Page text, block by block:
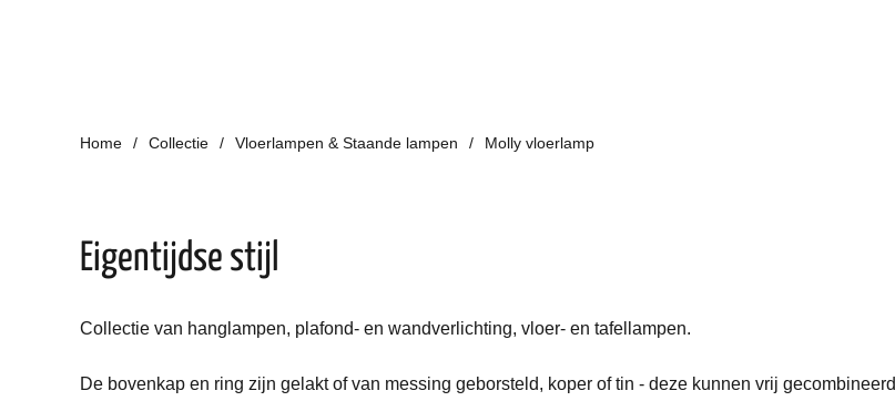
Home Collectie Vloerlampen & Staande lampen Molly vloerlamp
Eigentijdse stijl
Collectie van hanglampen, plafond- en wandverlichting, vloer- en tafellampen.
De bovenkap en ring zijn gelakt of van messing geborsteld, koper of tin - deze kunnen vrij gecombineerd